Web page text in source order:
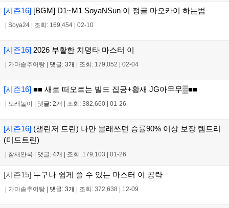
[시즌16] [BGM] D1~M1 SoyaNSun 이 정글 마오카이 하는법
Soya24 조회: 169,454 02-10
[시즌16] 2026 부활한 치명타 마스터 이
가마솥추어탕 댓글: 3개 조회: 179,052 02-04
[시즌16] ■■ 새로 떠오르는 빌드 집공+황새 JG아무무▒■■
모래놀이 댓글: 2개 조회: 382,660 01-26
[시즌16] (챌린저 트린) 나만 몰래쓰던 승률90% 이상 보장 템트리
(미드트린)
참새얀쿡 댓글: 4개 조회: 179,103 01-26
[시즌15] 누구나 쉽게 쓸 수 있는 마스터 이 공략
가마솥추어탕 댓글: 3개 조회: 372,638 12-09